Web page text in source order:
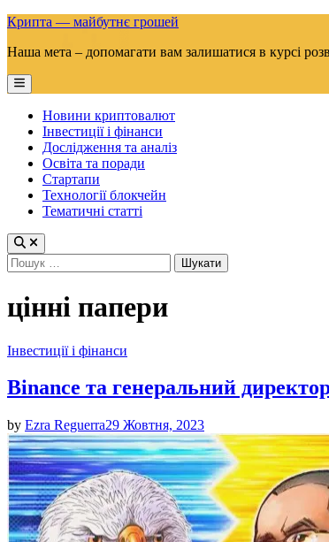
Skip
content
Крипта — майбутнє грошей
Наша мета – допомагати вам залишатися в курсі
Main
Menu
Новини криптовалют
Інвестиції і фінанси
Дослідження та аналіз
Освіта та поради
Стартапи
Технології блокчейн
Тематичні статті
Пошук:
цінні папери
Posted
Інвестиції і фінанси
Binance та генеральний
by Ezra Reguerra29 Жовтня, 2023